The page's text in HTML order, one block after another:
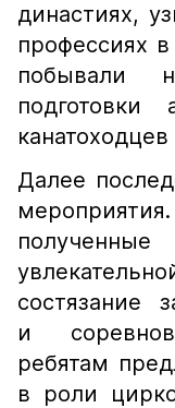
династиях,
профессиях
побывали
подготовки
Далее
состязание
и
ребятам
в роли